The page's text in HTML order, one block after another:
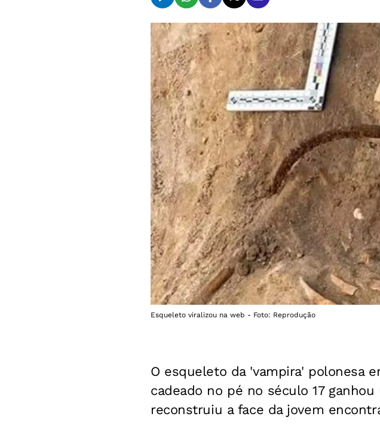
Esqueleto viralizou na web - Foto: Reprodução
O esqueleto da 'vampira' polonesa
cadeado no pé no século 17
reconstruiu a face da jovem